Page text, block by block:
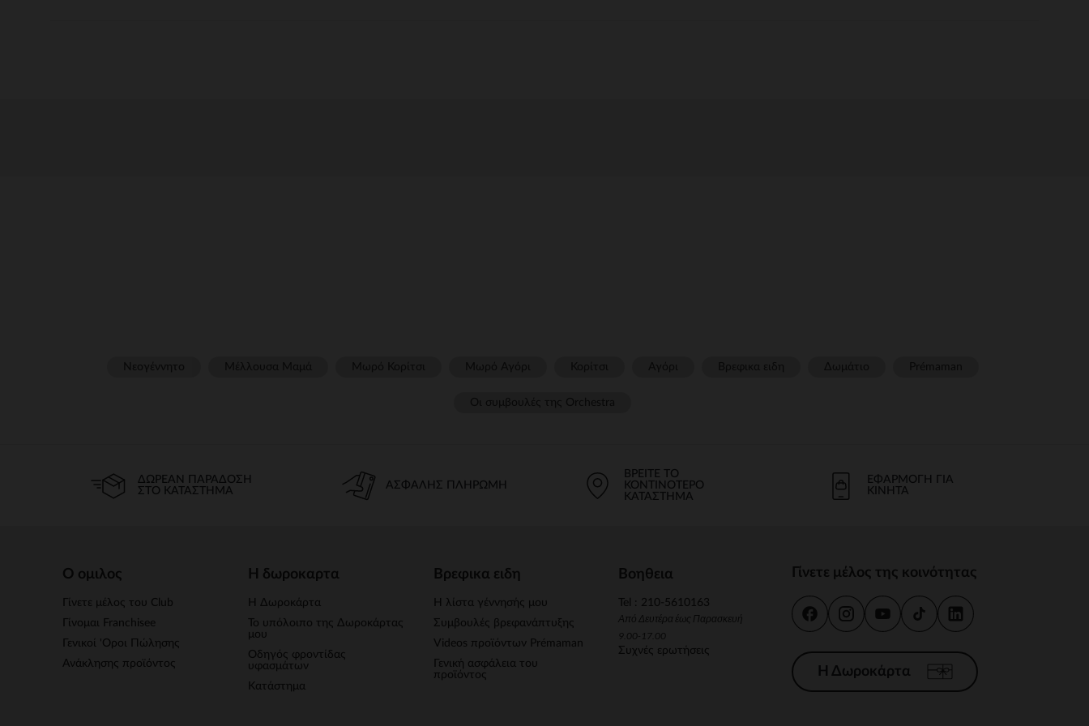
ΔΩΡΕΆΝ ΠΑΡΆΔΟΣΗ
ΣΤΟ ΚΑΤΆΣΤΗΜΑ
ΑΣΦΑΛΉΣ ΠΛΗΡΩΜΉ
ΒΡΕΊΤΕ ΤΟ
ΚΟΝΤΙΝΌΤΕΡΟ
ΚΑΤΆΣΤΗΜΑ
ΕΦΑΡΜΟΓΉ ΓΙΑ
ΚΙΝΗΤΆ
Ο ομιλος
Γίνετε μέλος του Club
Γίνομαι Franchisee
Γενικοί 'Οροι Πώλησης
Ανάκλησης προϊόντος
Η δωροκαρτα
Η Δωροκάρτα
Το υπόλοιπο της Δωροκάρτας
μου
Οδηγός φροντίδας
υφασμάτων
Κατάστημα
Βρεφικα ειδη
Η λίστα γέννησής μου
Συμβουλές βρεφανάπτυξης
Videos προϊόντων Prémaman
Γενική ασφάλεια του
προϊόντος
Βοηθεια
Tel : 210-5610163
Από Δευτέρα έως Παρασκευή
9.00-17.00
Συχνές ερωτήσεις
Γίνετε μέλος της κοινότητας
Η Δωροκάρτα